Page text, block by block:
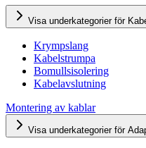
Visa underkategorier för
Krympslang
Kabelstrumpa
Bomullsisolering
Kabelavslutning
Montering av kablar
Visa underkategorier för